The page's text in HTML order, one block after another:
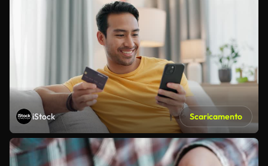
iStock Scaricamento